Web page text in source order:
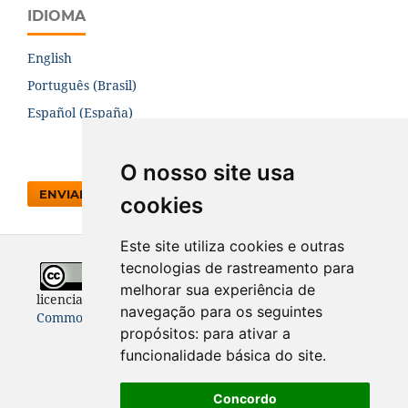
O nosso site usa
cookies
Este site utiliza cookies e outras
tecnologias de rastreamento para
melhorar sua experiência de
navegação para os seguintes
propósitos: para ativar a
funcionalidade básica do site.
Concordo
IDIOMA
English
Português (Brasil)
Español (España)
ENVIAR SUBMISSÃO
Todo o conteúdo desta revista está
licenciado sob aLicençaInternacional Creative
Commons 4.0 (CC BY 4.0)